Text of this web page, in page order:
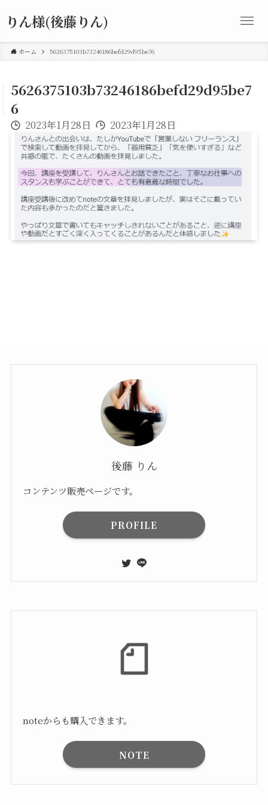
りん様(後藤りん)
ホーム 5626375103b73246186befd29d95be76
5626375103b73246186befd29d95be7
6
2023年1月28日 2023年1月28日
後藤 りん
コンテンツ販売ページです。
PROFILE
noteからも購入できます。
NOTE